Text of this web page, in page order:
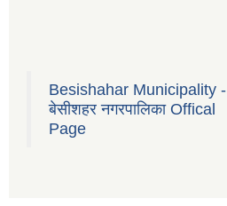
Besishahar Municipality -
बेसीशहर नगरपालिका Offical
Page